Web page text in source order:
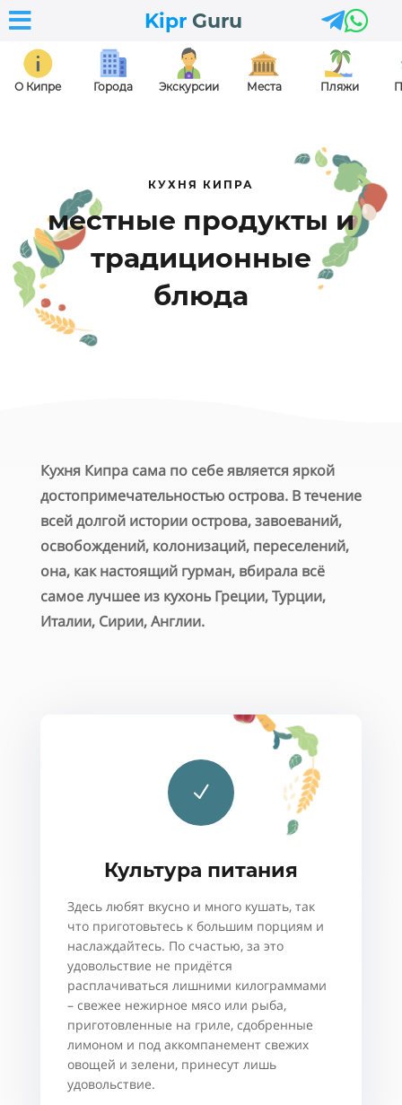
Kipr Guru
 
О Кипре Города Экскурсии Места Пляжи
КУХНЯ КИПРА
местные продукты и
традиционные
блюда
Кухня Кипра сама по себе является яркой
достопримечательностью острова. В течение
всей долгой истории острова, завоеваний,
освобождений, колонизаций, переселений,
она, как настоящий гурман, вбирала всё
самое лучшее из кухонь Греции, Турции,
Италии, Сирии, Англии.
N
Культура питания
Здесь любят вкусно и много кушать, так
что приготовьтесь к большим порциям и
наслаждайтесь. По счастью, за это
удовольствие не придётся
расплачиваться лишними килограммами
– свежее нежирное мясо или рыба,
приготовленные на гриле, сдобренные
лимоном и под аккомпанемент свежих
овощей и зелени, принесут лишь
удовольствие.